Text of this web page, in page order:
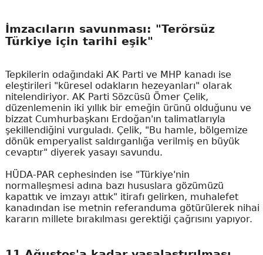
İmzacıların savunması: "Terörsüz
Türkiye için tarihi eşik"
Tepkilerin odağındaki AK Parti ve MHP kanadı ise
eleştirileri "küresel odakların hezeyanları" olarak
nitelendiriyor. AK Parti Sözcüsü Ömer Çelik,
düzenlemenin iki yıllık bir emeğin ürünü olduğunu ve
bizzat Cumhurbaşkanı Erdoğan'ın talimatlarıyla
şekillendiğini vurguladı. Çelik, "Bu hamle, bölgemize
dönük emperyalist saldırganlığa verilmiş en büyük
cevaptır" diyerek yasayı savundu.
HÜDA-PAR cephesinden ise "Türkiye'nin
normalleşmesi adına bazı hususlara gözümüzü
kapattık ve imzayı attık" itirafı gelirken, muhalefet
kanadından ise metnin referanduma götürülerek nihai
kararın millete bırakılması gerektiği çağrısını yapıyor.